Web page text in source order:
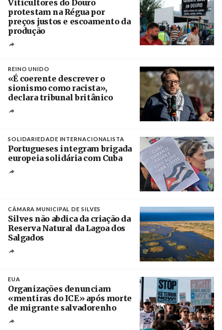
Viticultores do Douro
protestam na Régua por
preços justos e escoamento da
produção
REINO UNIDO
«É coerente descrever o
sionismo como racista»,
declara tribunal britânico
SOLIDARIEDADE INTERNACIONALISTA
Portugueses integram brigada
europeia solidária com Cuba
CÂMARA MUNICIPAL DE SILVES
Silves não abdica da criação da
Reserva Natural da Lagoa dos
Salgados
EUA
Organizações denunciam
«mentiras do ICE» após morte
de migrante salvadorenho